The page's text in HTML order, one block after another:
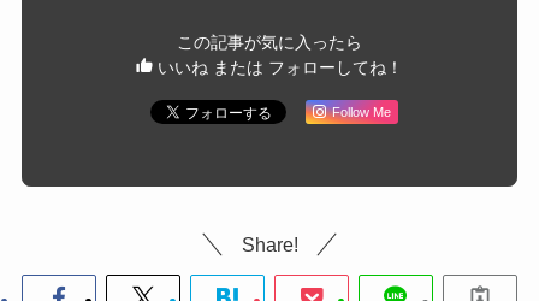
この記事が気に入ったら
いいね または フォローしてね！
Follow Me
Share!